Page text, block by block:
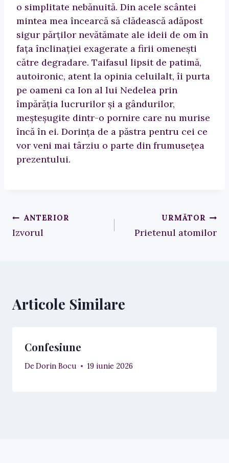
o simplitate nebănuită. Din acele scântei
mintea mea încearcă să clădească adăpost
sigur părţilor nevătămate ale ideii de om în
faţa înclinaţiei exagerate a firii omeneşti
către degradare. Taifasul lipsit de patimă,
autoironic, atent la opinia celuilalt, îi purta
pe oameni ca Ion al lui Nedelea prin
împărăţia lucrurilor şi a gândurilor,
meşteşugite dintr-o pornire care nu murise
încă în ei. Dorinţa de a păstra pentru cei ce
vor veni mai târziu o parte din frumuseţea
prezentului.
Navigare
ANTERIOR
Izvorul
URMĂTOR
Prietenul atomilor
Articole Similare
Confesiune
De Dorin Bocu 19 iunie 2026